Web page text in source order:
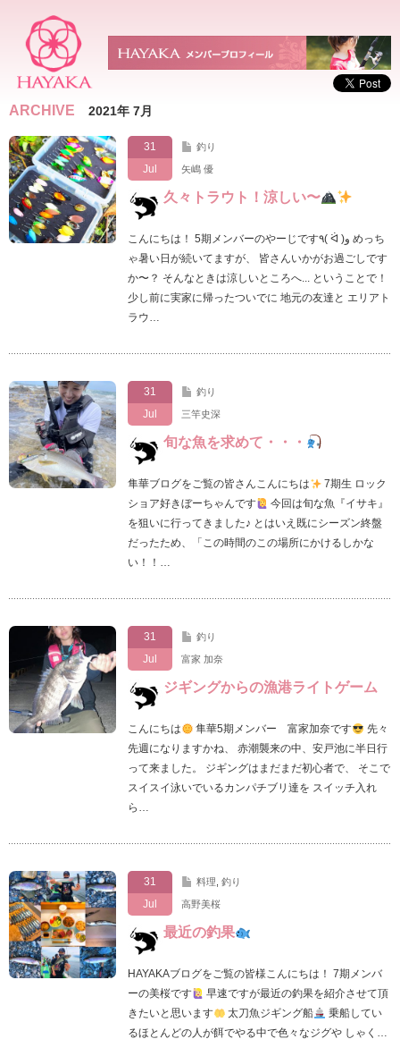
ARCHIVE 2021年 7月
31
Jul
釣り
矢嶋 優
久々トラウト！涼しい〜
こんにちは！ 5期メンバーのやーじです٩( ᐛ )و めっち
ゃ暑い日が続いてますが、 皆さんいかがお過ごしです
か〜？ そんなときは涼しいところへ... ということで！
少し前に実家に帰ったついでに 地元の友達と エリアト
ラウ…
31
Jul
釣り
三竿史深
旬な魚を求めて・・・
隼華ブログをご覧の皆さんこんにちは
7期生 ロック
ショア好きぼーちゃんです
今回は旬な魚『イサキ』
を狙いに行ってきました♪ とはいえ既にシーズン終盤
だったため、「この時間のこの場所にかけるしかな
い！！…
31
Jul
釣り
富家 加奈
ジギングからの漁港ライトゲーム
こんにちは 隼華5期メンバー 富家加奈です
先々
先週になりますかね、 赤潮襲来の中、安戸池に半日行
って来ました。 ジギングはまだまだ初心者で、 そこで
スイスイ泳いでいるカンパチブリ達を スイッチ入れ
ら…
31
Jul
料理 釣り
高野美桜
最近の釣果
HAYAKAブログをご覧の皆様こんにちは！ 7期メンバ
ーの美桜です
早速ですが最近の釣果を紹介させて頂
きたいと思います‪
‬ 太刀魚ジギング船
乗船してい
るほとんどの人が餌でやる中で色々なジグや しゃく…